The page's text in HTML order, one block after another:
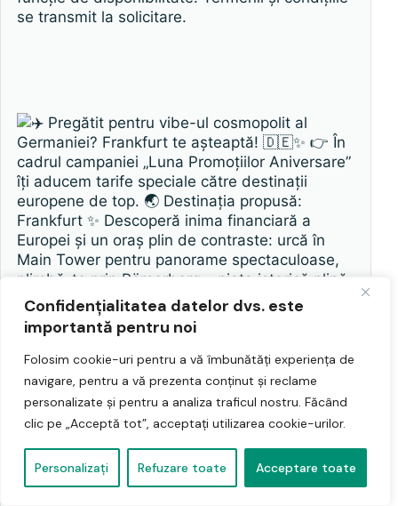
Confidențialitatea datelor dvs. este
importantă pentru noi
Folosim cookie-uri pentru a vă îmbunătăți experiența de
navigare, pentru a vă prezenta conținut și reclame
personalizate și pentru a analiza traficul nostru. Făcând
clic pe „Acceptă tot”, acceptați utilizarea cookie-urilor.
Personalizați Refuzare toate Acceptare toate